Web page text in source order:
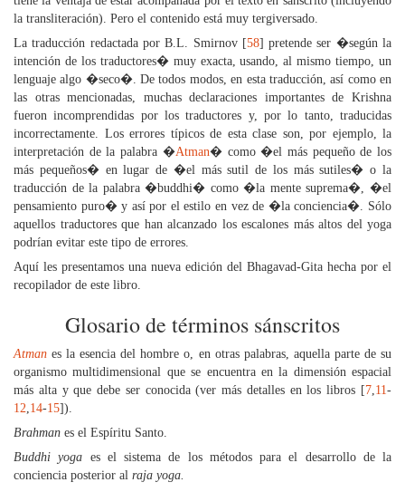
la transliteración). Pero el contenido está muy tergiversado.
La traducción redactada por B.L. Smirnov [58] pretende ser �según la
intención de los traductores� muy exacta, usando, al mismo tiempo, un
lenguaje algo �seco�. De todos modos, en esta traducción, así como en
las otras mencionadas, muchas declaraciones importantes de Krishna
fueron incomprendidas por los traductores y, por lo tanto, traducidas
incorrectamente. Los errores típicos de esta clase son, por ejemplo, la
interpretación de la palabra �Atman� como �el más pequeño de los
más pequeños� en lugar de �el más sutil de los más sutiles� o la
traducción de la palabra �buddhi� como �la mente suprema�, �el
pensamiento puro� y así por el estilo en vez de �la conciencia�. Sólo
aquellos traductores que han alcanzado los escalones más altos del yoga
podrían evitar este tipo de errores.
Aquí les presentamos una nueva edición del Bhagavad-Gita hecha por el
recopilador de este libro.
Glosario de términos sánscritos
Atman es la esencia del hombre o, en otras palabras, aquella parte de su
organismo multidimensional que se encuentra en la dimensión espacial
más alta y que debe ser conocida (ver más detalles en los libros [7,11-
12,14-15]).
Brahman es el Espíritu Santo.
Buddhi yoga es el sistema de los métodos para el desarrollo de la
conciencia posterior al raja yoga.